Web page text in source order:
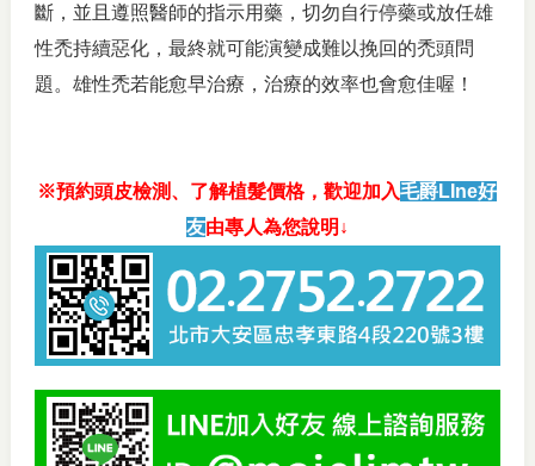
斷，並且遵照醫師的指示用藥，切勿自行停藥或放任雄
性禿持續惡化，最終就可能演變成難以挽回的禿頭問
題。雄性禿若能愈早治療，治療的效率也會愈佳喔！
※預約頭皮檢測、了解植髮價格，歡迎加入毛爵LIne好
友由專人為您說明↓